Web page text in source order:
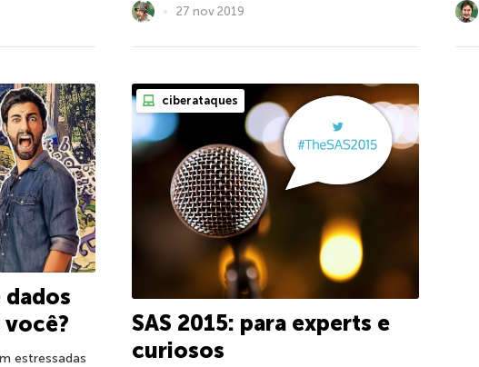
27 nov 2019
dados
estressadas
ciberataques
SAS 2015: para experts e
curiosos